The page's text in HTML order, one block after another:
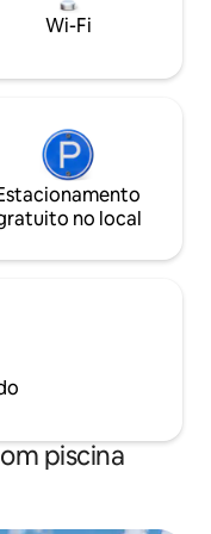
Estacionamento
estadia
Wi-Fi
no local
piscina